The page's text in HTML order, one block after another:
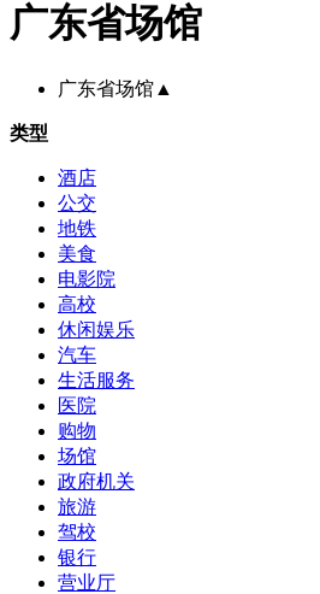
广东省场馆
广东省场馆 ▲
类型
酒店
公交
地铁
美食
电影院
高校
休闲娱乐
汽车
生活服务
医院
购物
场馆
政府机关
旅游
驾校
银行
营业厅